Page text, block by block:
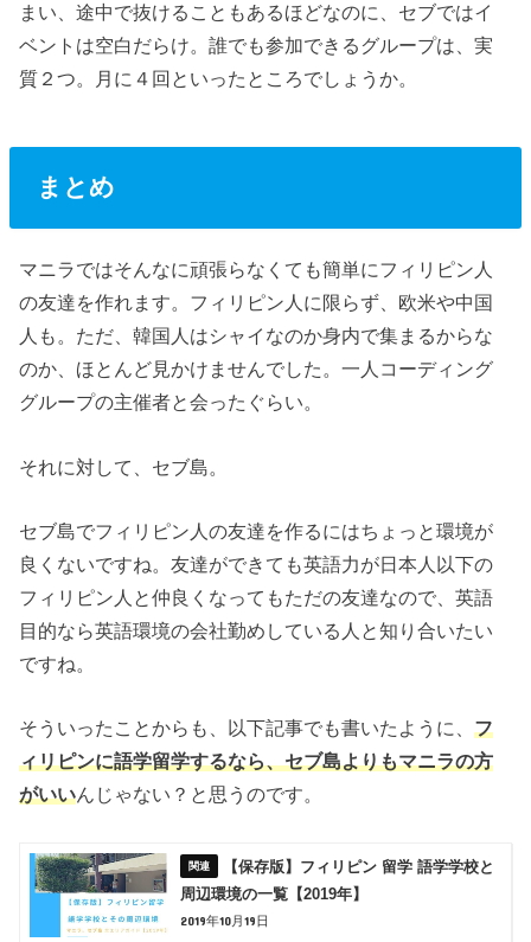
まい、途中で抜けることもあるほどなのに、セブではイ
ベントは空白だらけ。誰でも参加できるグループは、実
質２つ。月に４回といったところでしょうか。
まとめ
マニラではそんなに頑張らなくても簡単にフィリピン人
の友達を作れます。フィリピン人に限らず、欧米や中国
人も。ただ、韓国人はシャイなのか身内で集まるからな
のか、ほとんど見かけませんでした。一人コーディング
グループの主催者と会ったぐらい。
それに対して、セブ島。
セブ島でフィリピン人の友達を作るにはちょっと環境が
良くないですね。友達ができても英語力が日本人以下の
フィリピン人と仲良くなってもただの友達なので、英語
目的なら英語環境の会社勤めしている人と知り合いたい
ですね。
そういったことからも、以下記事でも書いたように、フ
ィリピンに語学留学するなら、セブ島よりもマニラの方
がいいんじゃない？と思うのです。
【保存版】フィリピン 留学 語学学校と
周辺環境の一覧【2019年】
2019年10月19日